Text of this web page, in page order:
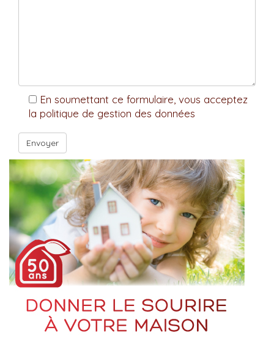
En soumettant ce formulaire, vous acceptez
la politique de gestion des données